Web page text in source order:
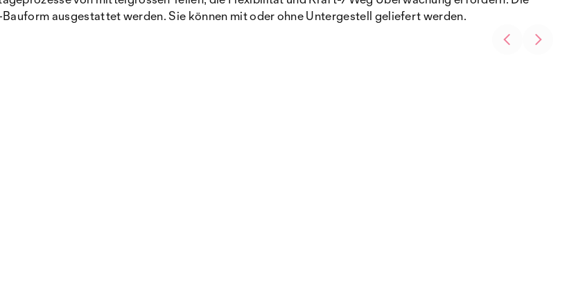
ausgestattet werden. Sie können mit oder ohne Untergestell geliefert werden.